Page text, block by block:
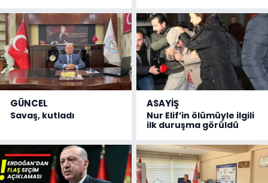
GÜNCEL
Savaş, kutladı
ASAYİŞ
Nur Elif’in ölümüyle ilgili
ilk duruşma görüldü